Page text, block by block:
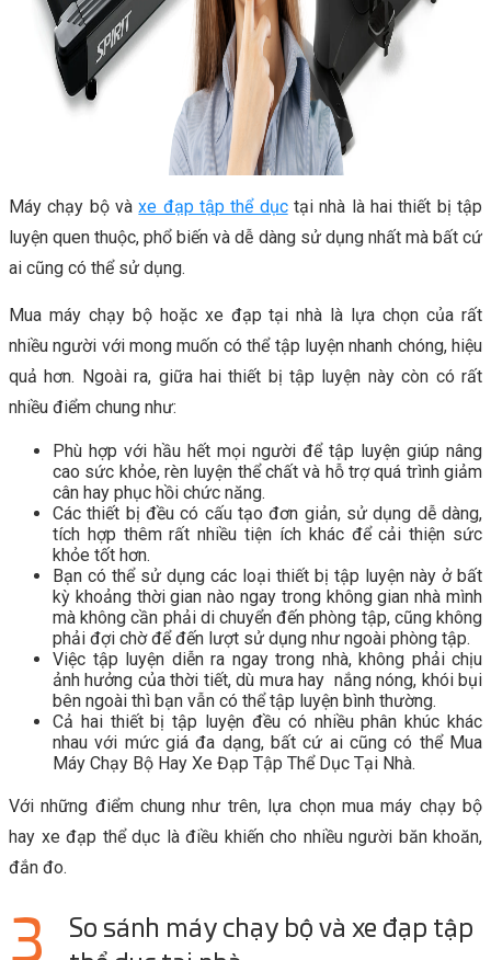
Máy chạy bộ vàxe đạp tập thể dụctại nhà là hai thiết bị tập
luyện quen thuộc, phổ biến và dễ dàng sử dụng nhất mà bất cứ
ai cũng có thể sử dụng.
Mua máy chạy bộ hoặc xe đạp tại nhà là lựa chọn của rất
nhiều người với mong muốn có thể tập luyện nhanh chóng, hiệu
quả hơn. Ngoài ra, giữa hai thiết bị tập luyện này còn có rất
nhiều điểm chung như:
Phù hợp với hầu hết mọi người để tập luyện giúp nâng
cao sức khỏe, rèn luyện thể chất và hỗ trợ quá trình giảm
cân hay phục hồi chức năng.
Các thiết bị đều có cấu tạo đơn giản, sử dụng dễ dàng,
tích hợp thêm rất nhiều tiện ích khác để cải thiện sức
khỏe tốt hơn.
Bạn có thể sử dụng các loại thiết bị tập luyện này ở bất
kỳ khoảng thời gian nào ngay trong không gian nhà mình
mà không cần phải di chuyển đến phòng tập, cũng không
phải đợi chờ để đến lượt sử dụng như ngoài phòng tập.
Việc tập luyện diễn ra ngay trong nhà, không phải chịu
ảnh hưởng của thời tiết, dù mưa hay nắng nóng, khói bụi
bên ngoài thì bạn vẫn có thể tập luyện bình thường.
Cả hai thiết bị tập luyện đều có nhiều phân khúc khác
nhau với mức giá đa dạng, bất cứ ai cũng có thể Mua
Máy Chạy Bộ Hay Xe Đạp Tập Thể Dục Tại Nhà.
Với những điểm chung như trên, lựa chọn mua máy chạy bộ
hay xe đạp thể dục là điều khiến cho nhiều người băn khoăn,
đắn đo.
So sánh máy chạy bộ và xe đạp tập